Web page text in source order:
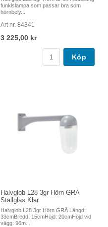
funkislampa som passar bra som
hörnbely...
Art nr. 84341
3 225,00 kr
Köp
Halvglob L28 3gr Hörn GRÅ
Stallglas Klar
Halvglob L28 3gr Hörn GRÅ Längd:
33cmBredd: 15cmHöjd: 20cmHöjd vid
vägg: 96m...